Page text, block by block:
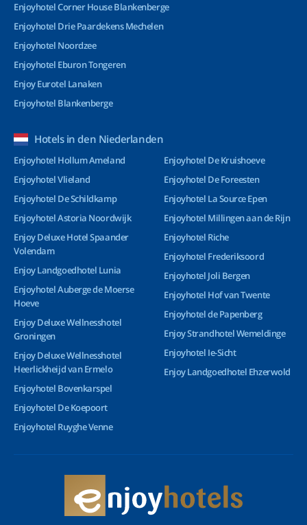
Enjoyhotel Corner House Blankenberge
Enjoyhotel Drie Paardekens Mechelen
Enjoyhotel Noordzee
Enjoyhotel Eburon Tongeren
Enjoy Eurotel Lanaken
Enjoyhotel Blankenberge
Hotels in den Niederlanden
Enjoyhotel Hollum Ameland
Enjoyhotel Vlieland
Enjoyhotel De Schildkamp
Enjoyhotel Astoria Noordwijk
Enjoy Deluxe Hotel Spaander
Volendam
Enjoy Landgoedhotel Lunia
Enjoyhotel Auberge de Moerse
Hoeve
Enjoy Deluxe Wellnesshotel
Groningen
Enjoy Deluxe Wellnesshotel
Heerlickheijd van Ermelo
Enjoyhotel Bovenkarspel
Enjoyhotel De Koepoort
Enjoyhotel Ruyghe Venne
Enjoyhotel De Kruishoeve
Enjoyhotel De Foreesten
Enjoyhotel La Source Epen
Enjoyhotel Millingen aan de Rijn
Enjoyhotel Riche
Enjoyhotel Frederiksoord
Enjoyhotel Joli Bergen
Enjoyhotel Hof van Twente
Enjoyhotel de Papenberg
Enjoy Strandhotel Wemeldinge
Enjoyhotel Ie-Sicht
Enjoy Landgoedhotel Ehzerwold